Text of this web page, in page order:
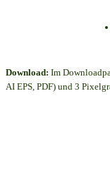
Download: Im
AI EPS, PDF) und 3